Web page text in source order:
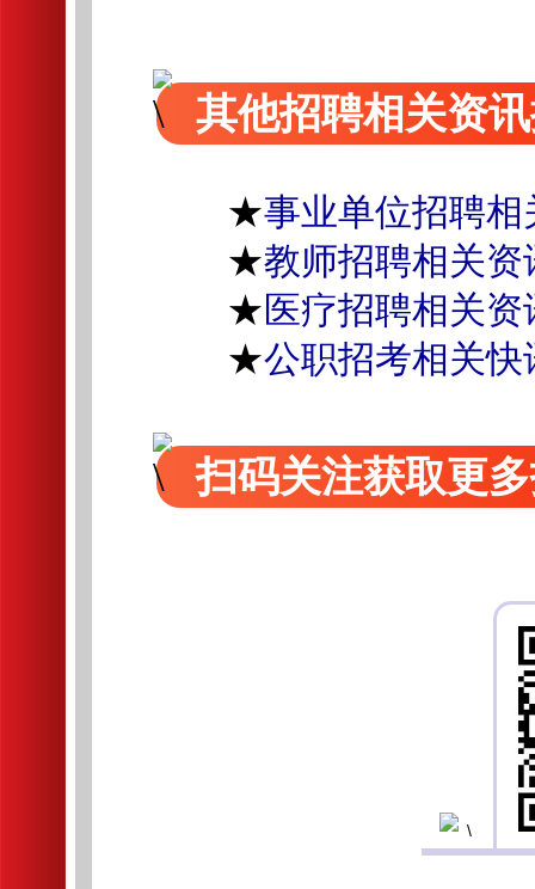
其他招聘相关资
★事业单位招聘相
★教师招聘相关资
★医疗招聘相关资
★公职招考相关快
扫码关注获取更